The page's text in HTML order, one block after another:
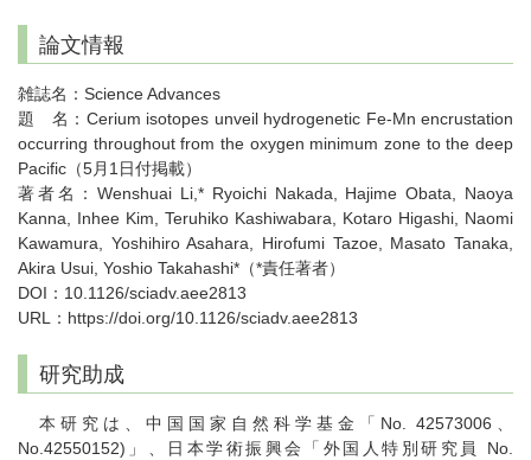
論文情報
雑誌名：Science Advances
題 名：Cerium isotopes unveil hydrogenetic Fe-Mn encrustation
occurring throughout from the oxygen minimum zone to the deep
Pacific（5月1日付掲載）
著者名：Wenshuai Li,* Ryoichi Nakada, Hajime Obata, Naoya
Kanna, Inhee Kim, Teruhiko Kashiwabara, Kotaro Higashi, Naomi
Kawamura, Yoshihiro Asahara, Hirofumi Tazoe, Masato Tanaka,
Akira Usui, Yoshio Takahashi*（*責任著者）
DOI：10.1126/sciadv.aee2813
URL：https://doi.org/10.1126/sciadv.aee2813
研究助成
本研究は、中国国家自然科学基金「No. 42573006、
No.42550152)」、日本学術振興会「外国人特別研究員 No.